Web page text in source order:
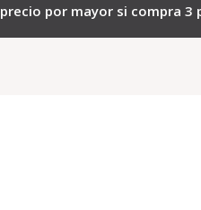
por mayor si compra 3